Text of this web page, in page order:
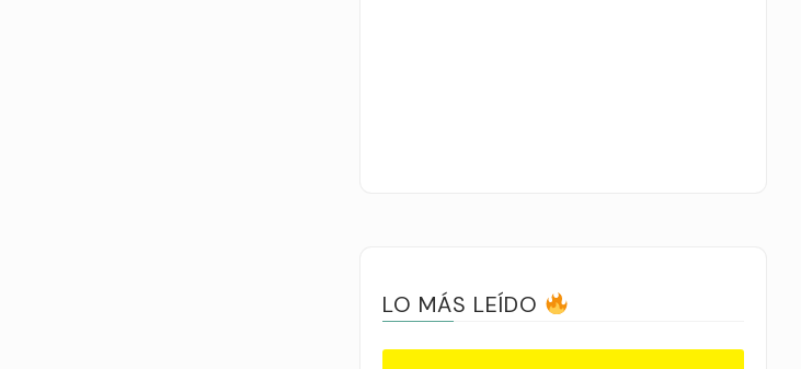
LO MÁS LEÍDO